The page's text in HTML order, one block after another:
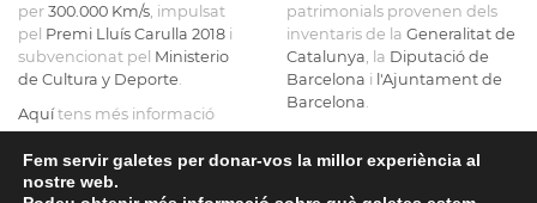
per 300.000 Km/s , impulsat
pel Premi Lluís Carulla 2018 i
subvencionat pel Ministerio
de Cultura y Deporte
Aquítens més informació
sobre el projecte
Si ens vols contactar pots fer-
ho a info@tracesmap.org
patrimonials provenen dels
inventaris de la Generalitat de
Catalunya , la Diputació de
Barcelona i l'Ajuntament de
Barcelona
El mapa base ha estat
realitzat amb dades de la
Fem servir galetes per donar-vos la millor experiència al
nostre web.